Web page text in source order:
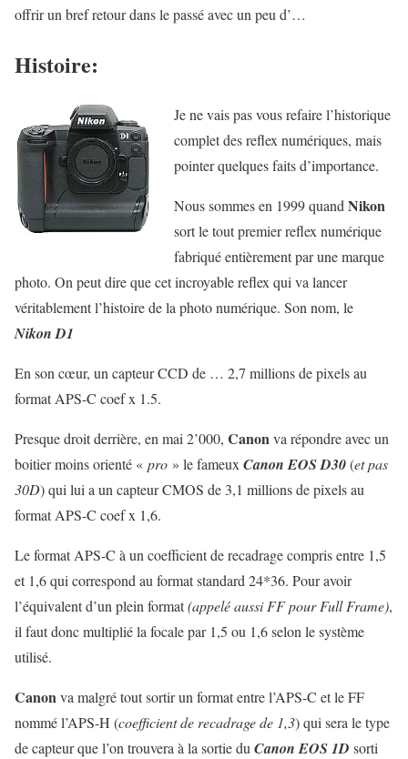
offrir un bref retour dans le passé avec un peu d’…
Histoire:
Je ne vais pas vous refaire l’historique
complet des reflex numériques, mais
pointer quelques faits d’importance.
Nous sommes en 1999 quand Nikon
sort le tout premier reflex numérique
fabriqué entièrement par une marque
photo. On peut dire que cet incroyable reflex qui va lancer
véritablement l’histoire de la photo numérique. Son nom, le
Nikon D1
En son cœur, un capteur CCD de … 2,7 millions de pixels au
format APS-C coef x 1.5.
Presque droit derrière, en mai 2’000, Canonva répondre avec un
boitier moins orienté « pro » le fameux Canon EOS D30(et pas
30D) qui lui a un capteur CMOS de 3,1 millions de pixels au
format APS-C coef x 1,6.
Le format APS-C à un coefficient de recadrage compris entre 1,5
et 1,6 qui correspond au format standard 24*36. Pour avoir
l’équivalent d’un plein format(appelé aussi FF pour Full Frame),
il faut donc multiplié la focale par 1,5 ou 1,6 selon le système
utilisé.
Canonva malgré tout sortir un format entre l’APS-C et le FF
nommé l’APS-H (coefficient de recadrage de 1,3) qui sera le type
de capteur que l’on trouvera à la sortie du Canon EOS 1D sorti